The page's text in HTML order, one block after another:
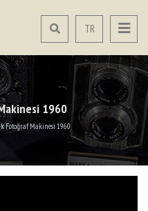
TR
1960
Fotoğraf Makinesi 1960